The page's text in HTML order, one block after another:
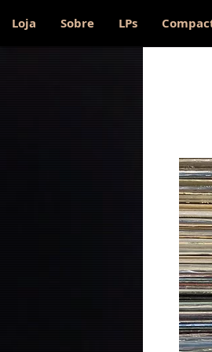
Loja Sobre LPs